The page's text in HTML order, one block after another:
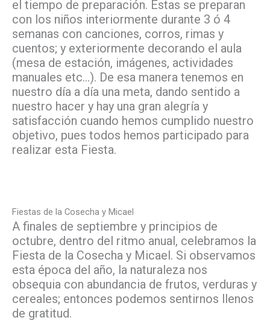
el tiempo de preparación. Estas se preparan
con los niños interiormente durante 3 ó 4
semanas con canciones, corros, rimas y
cuentos; y exteriormente decorando el aula
(mesa de estación, imágenes, actividades
manuales etc…). De esa manera tenemos en
nuestro día a día una meta, dando sentido a
nuestro hacer y hay una gran alegría y
satisfacción cuando hemos cumplido nuestro
objetivo, pues todos hemos participado para
realizar esta Fiesta.
Fiestas de la Cosecha y Micael
A finales de septiembre y principios de
octubre, dentro del ritmo anual, celebramos la
Fiesta de la Cosecha y Micael. Si observamos
esta época del año, la naturaleza nos
obsequia con abundancia de frutos, verduras y
cereales; entonces podemos sentirnos llenos
de gratitud.